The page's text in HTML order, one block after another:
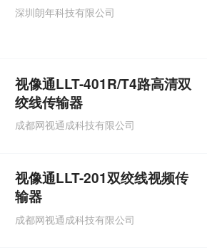
深圳朗年科技有限公司
视像通LLT-401R/T4路高清双
绞线传输器
成都网视通成科技有限公司
视像通LLT-201双绞线视频传
输器
成都网视通成科技有限公司